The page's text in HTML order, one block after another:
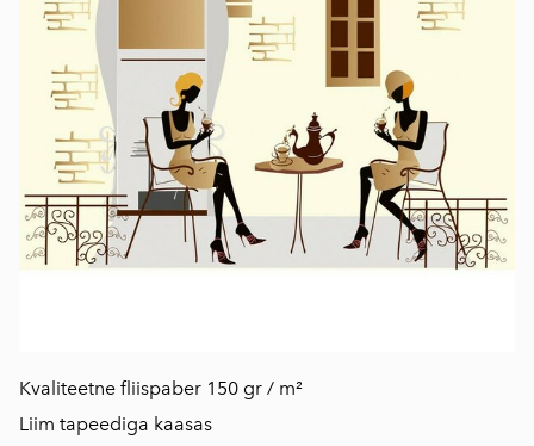
Kvaliteetne fliispaber 150 gr / m²
Liim tapeediga kaasas